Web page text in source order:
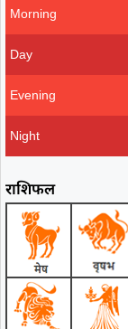
Morning
Day
Evening
Night
राशिफल